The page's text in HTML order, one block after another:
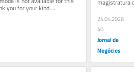
you for your kind alta
24.04.2026
40
Jornal de
Negócios